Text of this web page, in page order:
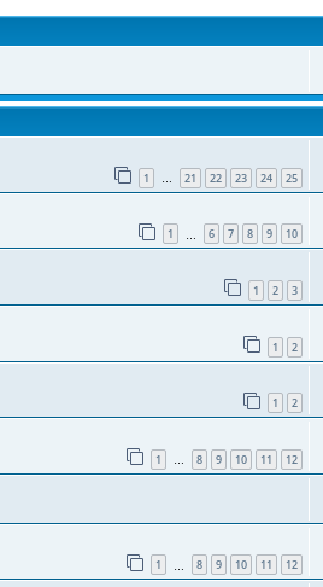
1 … 21 22 23 24 25
1 6 7 8 9 10
1 2 3
1 2
1 2
1 … 8 9 10 11 12
1 8 9 10 11 12